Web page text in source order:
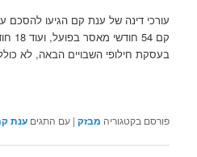
עורכי דינה של ענת קם הגיעו להסכם
קם
בעסקת חילופי השבויים הבאה, לא
פורסם בקטגוריה מבזק |עם התגים ענת